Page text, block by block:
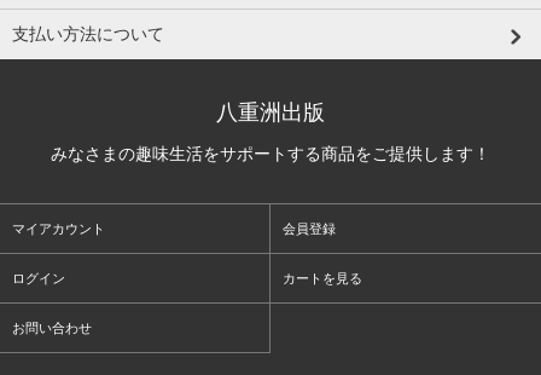
支払い方法について
八重洲出版
みなさまの趣味生活をサポートする商品をご提供します！
マイアカウント 会員登録
ログイン カートを見る
お問い合わせ